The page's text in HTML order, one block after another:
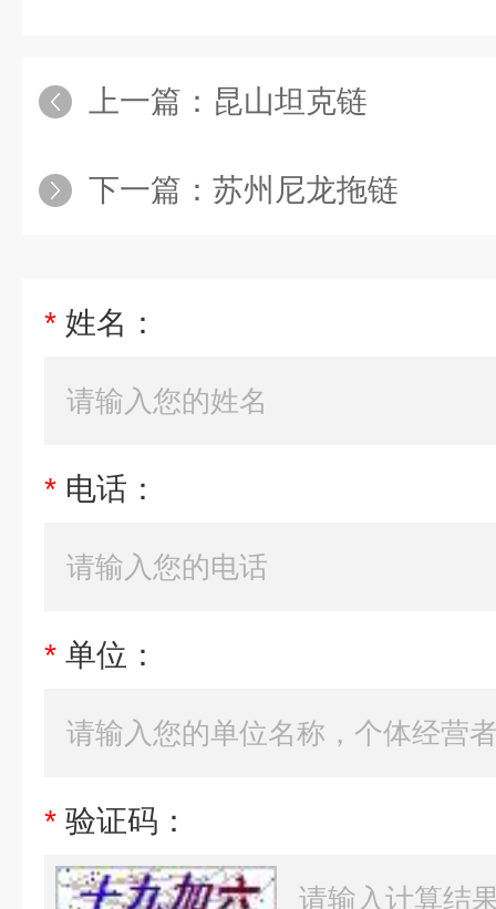
上一篇： 昆山坦克链
下一篇： 苏州尼龙拖链
* 姓名：
* 电话：
* 单位：
* 验证码：